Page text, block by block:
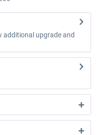
additional upgrade and